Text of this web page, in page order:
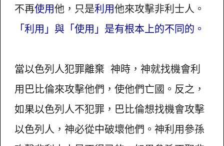
不再使用他，只是利用他來攻擊非利士人。
「利用」與「使用」是有根本上的不同的。
當以色列人犯罪離棄 神時，神就找機會利
用巴比倫來攻擊他們，使他們亡國。反之，
如果以色列人不犯罪，巴比倫想找機會攻擊
以色列人，神必從中破壞他們。神利用參孫